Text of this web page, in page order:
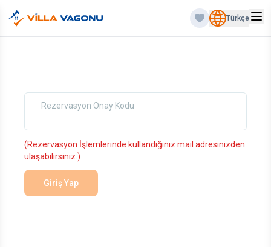
Türkçe
Rezervasyon Onay Kodu
(Rezervasyon İşlemlerinde kullandığınız mail adresinizden
ulaşabilirsiniz.)
Giriş Yap